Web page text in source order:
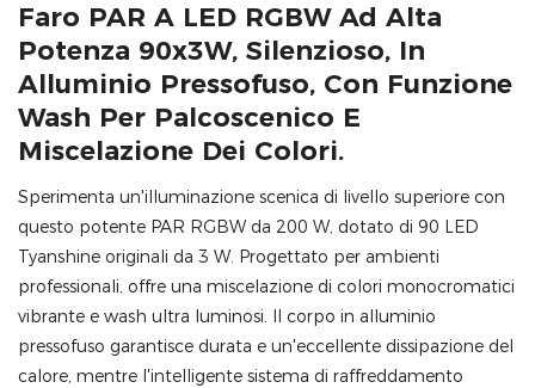
Faro PAR A LED RGBW Ad Alta
Potenza 90x3W, Silenzioso, In
Alluminio Pressofuso, Con Funzione
Wash Per Palcoscenico E
Miscelazione Dei Colori.
Sperimenta un'illuminazione scenica di livello superiore con
questo potente PAR RGBW da 200 W, dotato di 90 LED
Tyanshine originali da 3 W. Progettato per ambienti
professionali, offre una miscelazione di colori monocromatici
vibrante e wash ultra luminosi. Il corpo in alluminio
pressofuso garantisce durata e un'eccellente dissipazione del
calore, mentre l'intelligente sistema di raffreddamento